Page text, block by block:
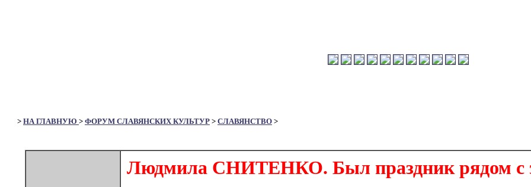
> НА ГЛАВНУЮ > ФОРУМ СЛАВЯНСКИХ КУЛЬТУР > СЛАВЯНСТВО >
Людмила СНИТЕНКО. Был праздник рядом с